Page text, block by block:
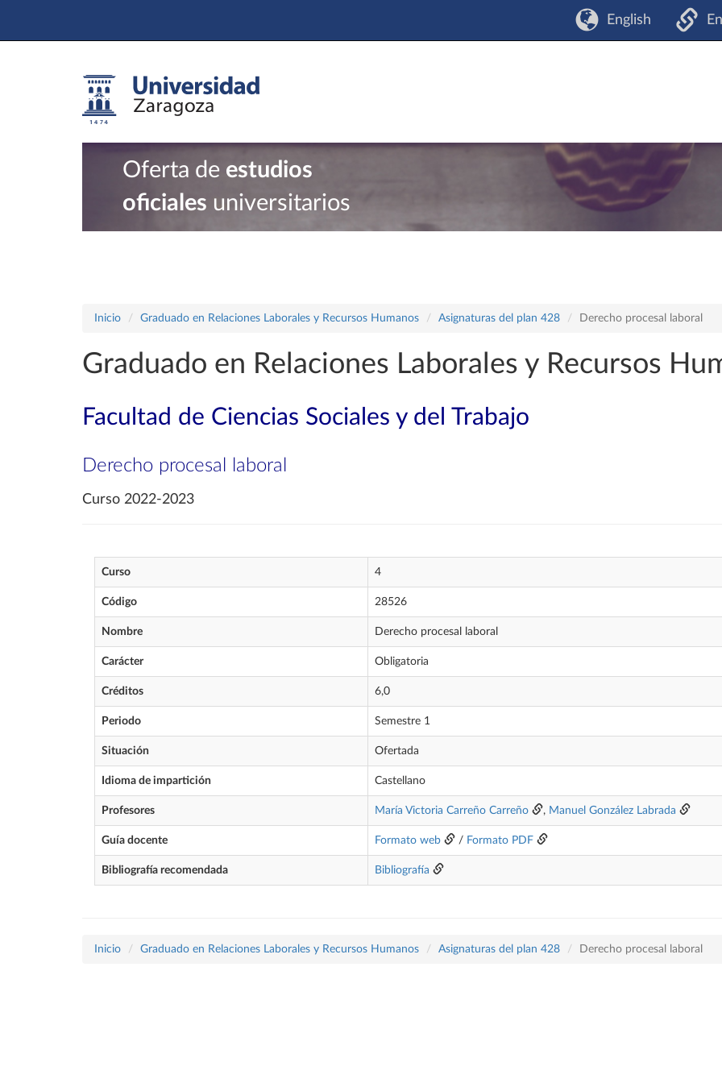
English
Oferta de estudios
oficiales universitarios
Inicio Graduado en Relaciones Laborales y Recursos Humanos Asignaturas del plan 428 Derecho procesal laboral
Graduado en Relaciones Laborales y Recursos
Facultad de Ciencias Sociales y del Trabajo
Derecho procesal laboral
Curso 2022-2023
Curso 4
Código 28526
Nombre Derecho procesal laboral
Carácter Obligatoria
Créditos 6,0
Periodo Semestre 1
Situación Ofertada
Idioma de impartición Castellano
Profesores María Victoria Carreño Carreño , Manuel González Labrada
Guía docente Formato web / Formato PDF
Bibliografía recomendada Bibliografía
Inicio Graduado en Relaciones Laborales y Recursos Humanos Asignaturas del plan 428 Derecho procesal laboral